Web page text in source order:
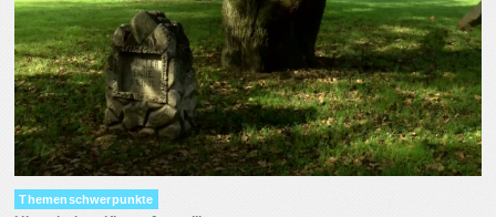
Themenschwerpunkte